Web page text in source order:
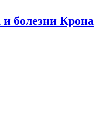
болезни Крона